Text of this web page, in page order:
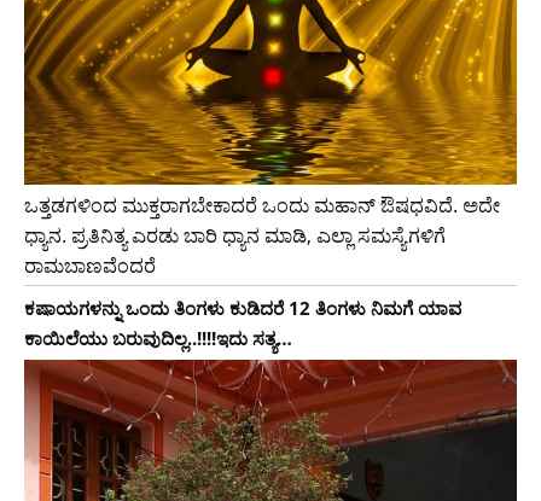
ಒತ್ತಡಗಳಿಂದ ಮುಕ್ತರಾಗಬೇಕಾದರೆ ಒಂದು ಮಹಾನ್ ಔಷಧವಿದೆ. ಅದೇ
ಧ್ಯಾನ. ಪ್ರತಿನಿತ್ಯ ಎರಡು ಬಾರಿ ಧ್ಯಾನ ಮಾಡಿ, ಎಲ್ಲಾ ಸಮಸ್ಯೆಗಳಿಗೆ
ರಾಮಬಾಣವೆಂದರೆ
ಕಷಾಯಗಳನ್ನು ಒಂದು ತಿಂಗಳು ಕುಡಿದರೆ 12 ತಿಂಗಳು ನಿಮಗೆ ಯಾವ
ಕಾಯಿಲೆಯು ಬರುವುದಿಲ್ಲ..!!!!ಇದು ಸತ್ಯ…